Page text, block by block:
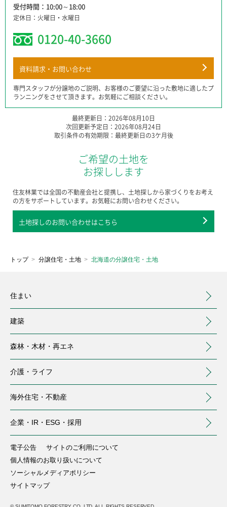
受付時間
10:00～18:00
定休日 火曜日・水曜日
0120-40-3660
資料請求・お問い合わせ
専門スタッフが分譲地のご説明、お客様のご要望に沿った敷地に適したプ
ランニングをさせて頂きます。お気軽にご相談ください。
最終更新日：2026年08月10日
次回更新予定日：2026年08月24日
取引条件の有効期限：最終更新日の3ケ月後
ご希望の土地を
お探しします
住友林業では全国の不動産会社と提携し、土地探しから家づくりをお考え
の方をサポートしています。お気軽にお問い合わせください。
土地探しのお問い合わせはこちら
トップ 分譲住宅・土地 北海道の分譲住宅・土地
住まい
建築
森林・木材・ 再エネ
介護・ ライフ
海外住宅・ 不動産
企業・IR・ ESG・採用
注文住宅
分譲住宅・土地
事業用建築
中大規模木造建築
(MOCCA)
トップ
国内森林
介護サービス
庭のお手入れ（別ウィンドウで開く）
トップ
会社情報
(IR情報)
電子公告
サイトのご利用について
個人情報のお取り扱いについて
ソーシャルメディアポリシー
サイトマップ